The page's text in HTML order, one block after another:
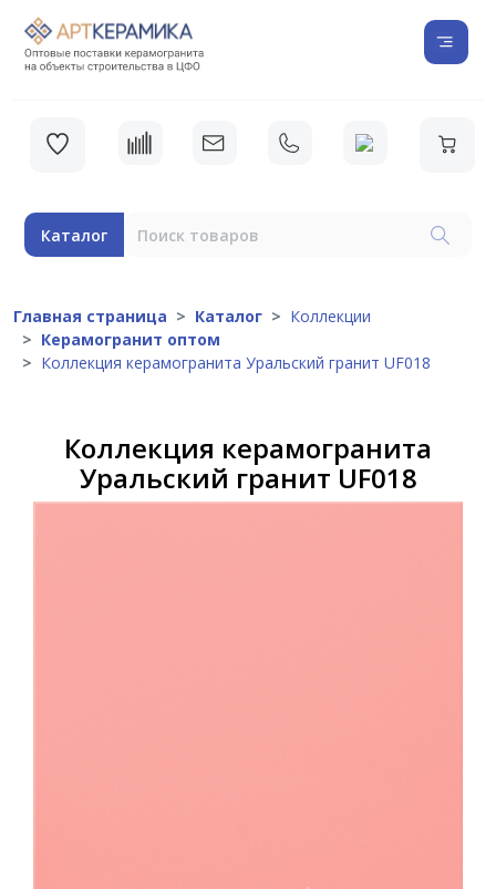
Каталог
Главная страница Каталог
Коллекции
Керамогранит оптом
Коллекция керамогранита Уральский гранит UF018
Коллекция керамогранита
Уральский гранит UF018